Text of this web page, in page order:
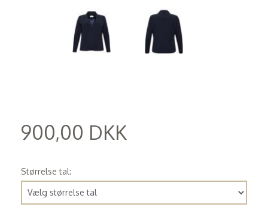
900,00 DKK
Størrelse tal: